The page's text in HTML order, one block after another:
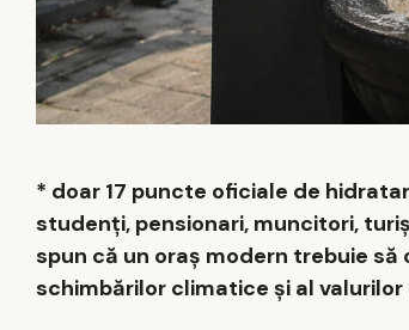
* doar 17 puncte oficiale de
studenți, pensionari, muncitori,
spun că un oraș modern trebuie
schimbărilor climatice și al